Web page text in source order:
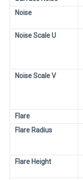
Noise
Noise Scale U
Noise Scale V
Flare
Flare Radius
Flare Height